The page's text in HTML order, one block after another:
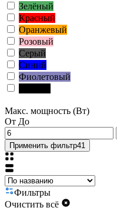
Зелёный
Красный
Оранжевый
Розовый
Серый
Синий
Фиолетовый
Макс. мощность (Вт)
От До
Применить фильтр41
Фильтры
Очистить всё